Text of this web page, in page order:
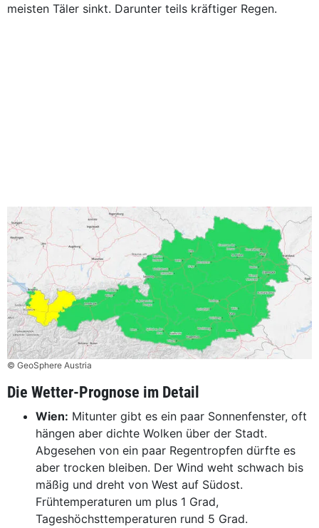
meisten Täler sinkt. Darunter teils kräftiger Regen.
© GeoSphere Austria
Die Wetter-Prognose im Detail
Wien: Mitunter gibt es ein paar Sonnenfenster, oft
hängen aber dichte Wolken über der Stadt.
Abgesehen von ein paar Regentropfen dürfte es
aber trocken bleiben. Der Wind weht schwach bis
mäßig und dreht von West auf Südost.
Frühtemperaturen um plus 1 Grad,
Tageshöchsttemperaturen rund 5 Grad.